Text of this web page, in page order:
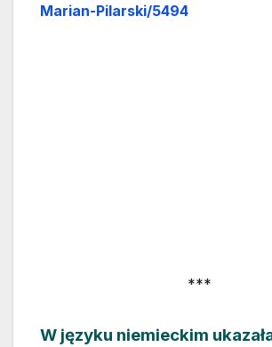
Marian-Pilarski/5494
***
W języku niemieckim